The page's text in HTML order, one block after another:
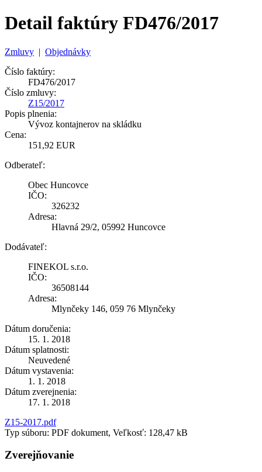
Detail faktúry FD476/2017
Zmluvy | Objednávky
Číslo faktúry:
FD476/2017
Číslo zmluvy:
Z15/2017
Popis plnenia:
Vývoz kontajnerov na skládku
Cena:
151,92 EUR
Odberateľ:
Obec Huncovce
IČO:
326232
Adresa:
Hlavná 29/2, 05992 Huncovce
Dodávateľ:
FINEKOL s.r.o.
IČO:
36508144
Adresa:
Mlynčeky 146, 059 76 Mlynčeky
Dátum doručenia:
15. 1. 2018
Dátum splatnosti:
Neuvedené
Dátum vystavenia:
1. 1. 2018
Dátum zverejnenia:
17. 1. 2018
Z15-2017.pdf
Typ súboru: PDF dokument, Veľkosť: 128,47 kB
Zverejňovanie